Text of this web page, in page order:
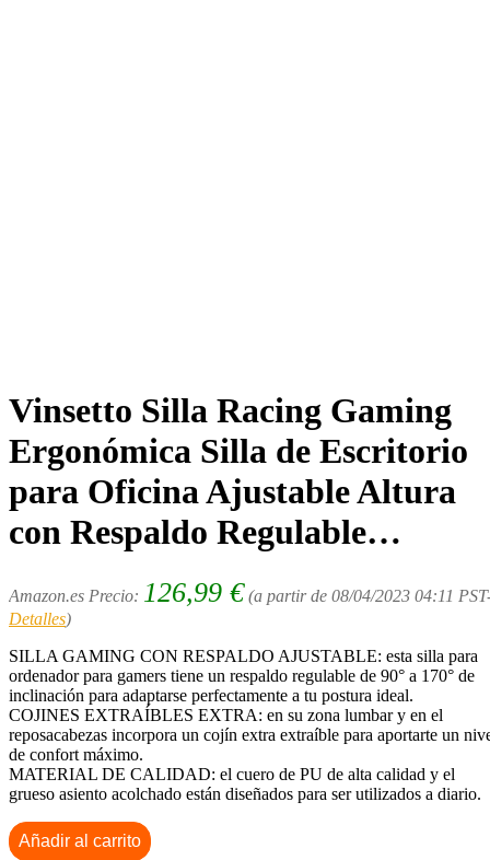
Vinsetto Silla Racing Gaming
Ergonómica Silla de Escritorio
para Oficina Ajustable Altura
con Respaldo Regulable…
Amazon.es Precio: 126,99 € (a partir de 08/04/2023 04:11
Detalles)
SILLA GAMING CON RESPALDO AJUSTABLE: esta silla para
ordenador para gamers tiene un respaldo regulable de 90° a 170° de
inclinación para adaptarse perfectamente a tu postura ideal.
COJINES EXTRAÍBLES EXTRA: en su zona lumbar y en el
reposacabezas incorpora un cojín extra extraíble para aportarte un
de confort máximo.
MATERIAL DE CALIDAD: el cuero de PU de alta calidad y el
grueso asiento acolchado están diseñados para ser utilizados a diario.
Añadir al carrito